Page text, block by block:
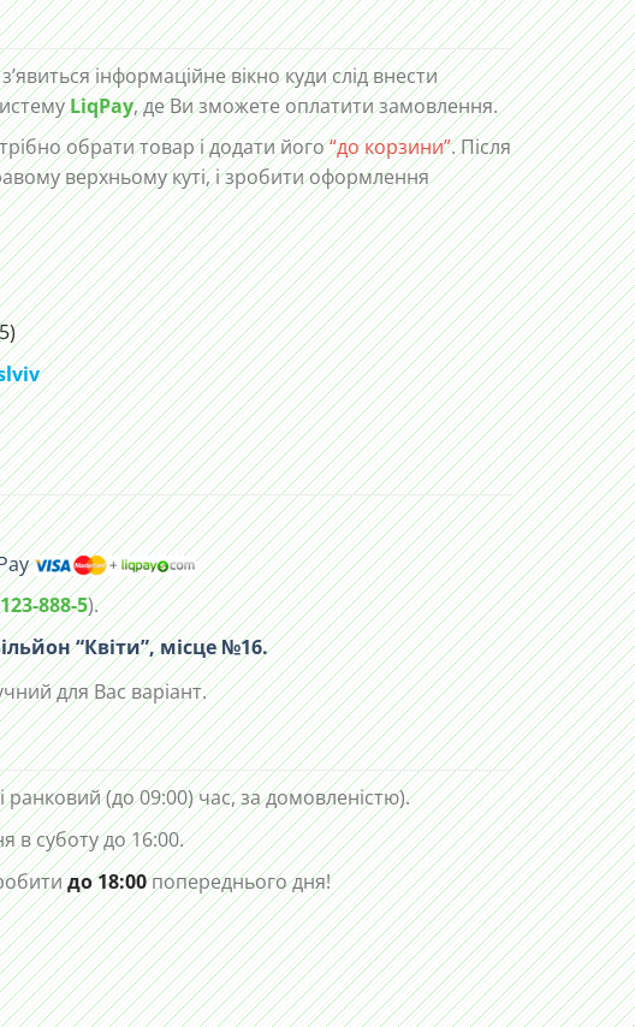
інформаційне вікно куди слід внести
LiqPay, де Ви зможете оплатити замовлення.
обрати товар і додати його“до корзини”. Після
верхньому куті, і зробити оформлення
888-5).
“Квіти”, місце №16.
для Вас варіант.
ранковий (до 09:00) час, за домовленістю).
в суботу до 16:00.
до 18:00попереднього дня!